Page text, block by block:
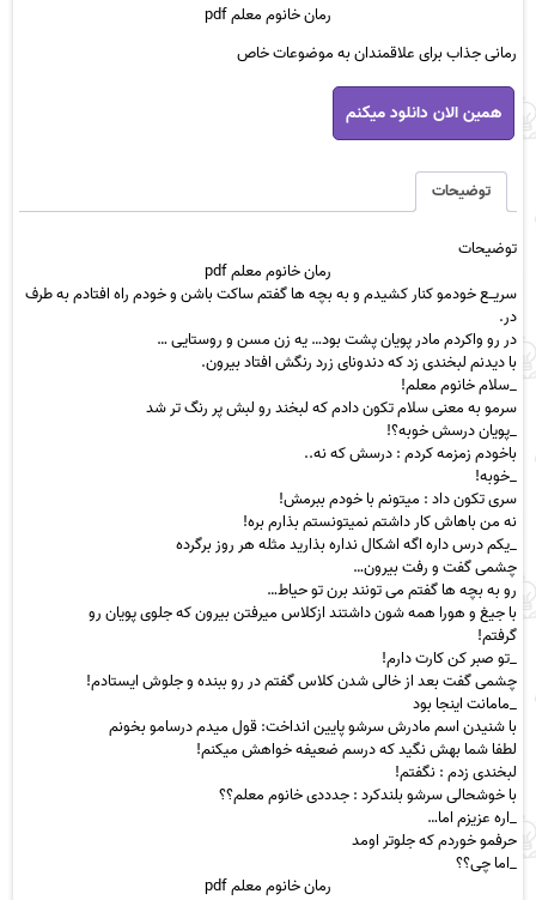
رمان خانوم معلم pdf
رمانی جذاب برای علاقمندان به موضوعات خاص
رمان
خانوم
معلم
عدد
همین الان دانلود میکنم
توضیحات
توضیحات
رمان خانوم معلم pdf
سریــع خودمو کنار کشیدم و به بچه ها گفتم ساکت باشن و خودم راه افتادم به طرف
در.
در رو واکردم مادر پویان پشت بود… یه زن مسن و روستایی …
با دیدنم لبخندی زد که دندونای زرد رنگش افتاد بیرون.
_سلام خانوم معلم!
سرمو به معنی سلام تکون دادم که لبخند رو لبش پر رنگتر شد
_پویان درسش خوبه؟!
باخودم زمزمه کردم : درسش که نه..
_خوبه!
سری تکون داد : میتونم با خودم ببرمش!
نه من باهاش کار داشتم نمیتونستم بذارم بره!
_یکم درس داره اگه اشکال نداره بذارید مثله هر روز برگرده
چشمی گفت و رفت بیرون…
رو به بچه ها گفتم می تونند برن تو حیاط…
با جیغ و هورا همه شون داشتند ازکلاس میرفتنبیرونکه جلوی پویان رو
گرفتم!
_تو صبر کن کارت دارم!
چشمی گفت بعد از خالی شدن کلاس گفتم در رو ببنده و جلوش ایستادم!
_مامانت اینجا بود
با شنیدن اسم مادرش سرشو پایین انداخت: قول میدم درسامو بخونم
لطفا شما بهش نگید که درسم ضعیفه خواهش میکنم!
لبخندی زدم : نگفتم!
با خوشحالی سرشو بلندکرد : جدددی خانوم معلم؟؟
_اره عزیزم اما…
حرفمو خوردم که جلوتر اومد
_اما چی؟؟
رمان خانوم معلم pdf